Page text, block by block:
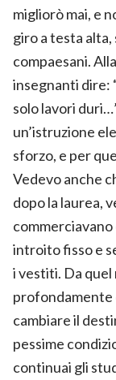
migliorò mai, e
giro a testa
compaesani.
insegnanti dire:
solo lavori
un’istruzione
sforzo, e per
Vedevo anche
dopo la laurea,
commerciavano
introito fisso e
i vestiti. Da
profondamente
cambiare il
pessime
continuai gli